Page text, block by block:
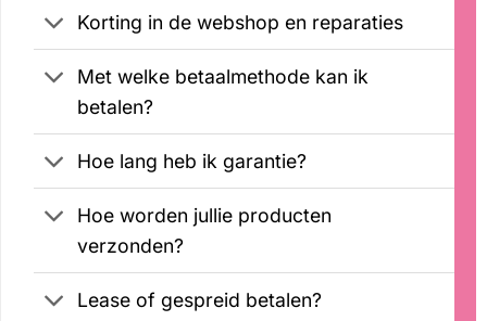
klantbeoordeling
Korting in de webshop en reparaties
Met welke betaalmethode kan ik
betalen?
Hoe lang heb ik garantie?
Hoe worden jullie producten
verzonden?
Lease of gespreid betalen?